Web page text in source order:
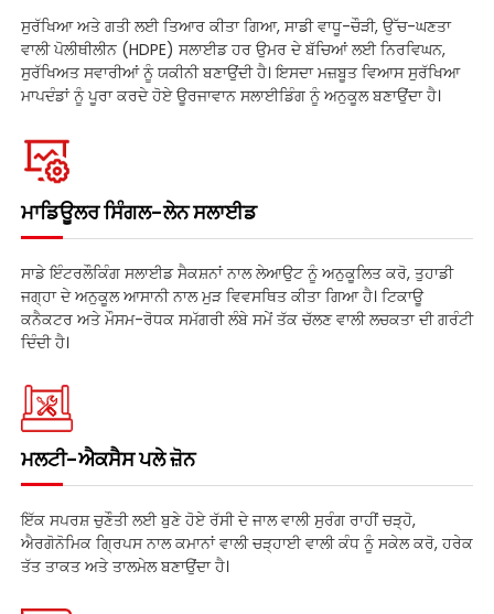
ਸੁਰੱਖਿਆ ਅਤੇ ਗਤੀ ਲਈ ਤਿਆਰ ਕੀਤਾ ਗਿਆ, ਸਾਡੀ ਵਾਧੂ-ਚੌੜੀ, ਉੱਚ-ਘਣਤਾ
ਵਾਲੀ ਪੋਲੀਥੀਲੀਨ (HDPE) ਸਲਾਈਡ ਹਰ ਉਮਰ ਦੇ ਬੱਚਿਆਂ ਲਈ ਨਿਰਵਿਘਨ,
ਸੁਰੱਖਿਅਤ ਸਵਾਰੀਆਂ ਨੂੰ ਯਕੀਨੀ ਬਣਾਉਂਦੀ ਹੈ। ਇਸਦਾ ਮਜ਼ਬੂਤ ​​ਵਿਆਸ ਸੁਰੱਖਿਆ
ਮਾਪਦੰਡਾਂ ਨੂੰ ਪੂਰਾ ਕਰਦੇ ਹੋਏ ਊਰਜਾਵਾਨ ਸਲਾਈਡਿੰਗ ਨੂੰ ਅਨੁਕੂਲ ਬਣਾਉਂਦਾ ਹੈ।
ਮਾਡਿਊਲਰ ਸਿੰਗਲ-ਲੇਨ ਸਲਾਈਡ
ਸਾਡੇ ਇੰਟਰਲੌਕਿੰਗ ਸਲਾਈਡ ਸੈਕਸ਼ਨਾਂ ਨਾਲ ਲੇਆਉਟ ਨੂੰ ਅਨੁਕੂਲਿਤ ਕਰੋ, ਤੁਹਾਡੀ
ਜਗ੍ਹਾ ਦੇ ਅਨੁਕੂਲ ਆਸਾਨੀ ਨਾਲ ਮੁੜ ਵਿਵਸਥਿਤ ਕੀਤਾ ਗਿਆ ਹੈ। ਟਿਕਾਊ
ਕਨੈਕਟਰ ਅਤੇ ਮੌਸਮ-ਰੋਧਕ ਸਮੱਗਰੀ ਲੰਬੇ ਸਮੇਂ ਤੱਕ ਚੱਲਣ ਵਾਲੀ ਲਚਕਤਾ ਦੀ ਗਰੰਟੀ
ਦਿੰਦੀ ਹੈ।
ਮਲਟੀ-ਐਕਸੈਸ ਪਲੇ ਜ਼ੋਨ
ਇੱਕ ਸਪਰਸ਼ ਚੁਣੌਤੀ ਲਈ ਬੁਣੇ ਹੋਏ ਰੱਸੀ ਦੇ ਜਾਲ ਵਾਲੀ ਸੁਰੰਗ ਰਾਹੀਂ ਚੜ੍ਹੋ,
ਐਰਗੋਨੋਮਿਕ ਗ੍ਰਿਪਸ ਨਾਲ ਕਮਾਨਾਂ ਵਾਲੀ ਚੜ੍ਹਾਈ ਵਾਲੀ ਕੰਧ ਨੂੰ ਸਕੇਲ ਕਰੋ, ਹਰੇਕ
ਤੱਤ ਤਾਕਤ ਅਤੇ ਤਾਲਮੇਲ ਬਣਾਉਂਦਾ ਹੈ।